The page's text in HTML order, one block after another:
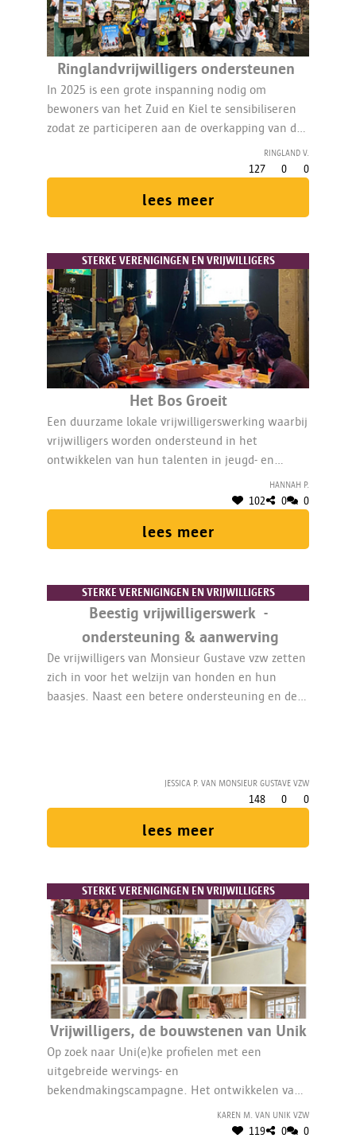
Ringlandvrijwilligers ondersteunen
In 2025 is een grote inspanning nodig om
bewoners van het Zuid en Kiel te sensibiliseren
zodat ze participeren aan de overkapping van de
zuidelijke Ring.Vrijwilligers betrekken burgers via
diverse communicatiekanalen, en werken mee
aan studies voor de overkapping en de modal
Ringland V.
127 0 0
lees meer
STERKE VERENIGINGEN EN VRIJWILLIGERS
Het Bos Groeit
Een duurzame lokale vrijwilligerswerking waarbij
vrijwilligers worden ondersteund in het
ontwikkelen van hun talenten in jeugd- en
eigenaarschap en bewuste verbondenheid met
elkaar, voor zinvol vrijwilligerswerk en meer
participatie. 1/5de VTE coördineert.
Hannah P.
102 0 0
lees meer
STERKE VERENIGINGEN EN VRIJWILLIGERS
Beestig vrijwilligerswerk -
ondersteuning & aanwerving
De vrijwilligers van Monsieur Gustave vzw zetten
zich in voor het welzijn van honden en hun
baasjes. Naast een betere ondersteuning en de
Jessica P. van Monsieur Gustave vzw
148 0 0
lees meer
STERKE VERENIGINGEN EN VRIJWILLIGERS
Vrijwilligers, de bouwstenen van Unik
Op zoek naar Uni(e)ke profielen met een
uitgebreide wervings- en
bekendmakingscampagne. Het ontwikkelen van
een vormings- en intervisietoolbox voor de ruime
vrijwilligersploeg van Unik. De start van een
Karen M. van Unik vzw
119 0 0